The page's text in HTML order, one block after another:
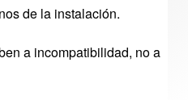
de la instalación.
a incompatibilidad, no a